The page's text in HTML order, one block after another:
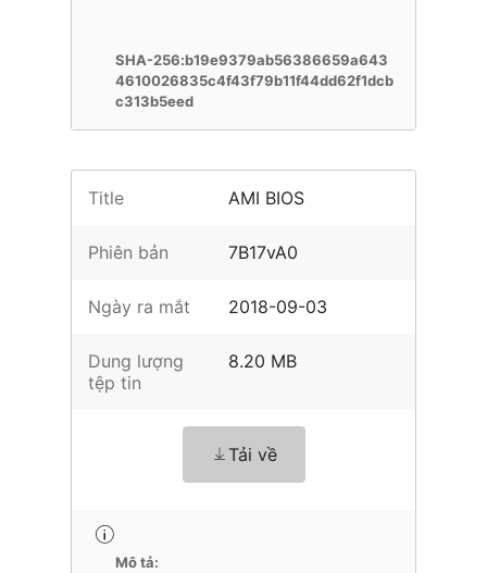
SHA-256:b19e9379ab56386659a643
4610026835c4f43f79b11f44dd62f1dcb
c313b5eed
Title AMI BIOS
Phiên bản 7B17vA0
Ngày ra mắt 2018-09-03
Dung lượng
tệp tin
8.20 MB
Tải về
Mô tả: